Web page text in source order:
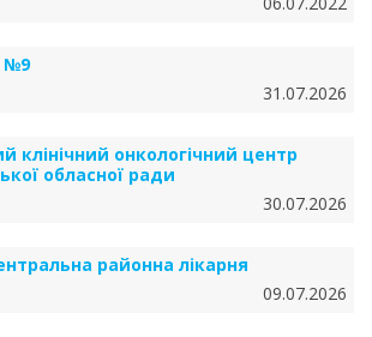
№9
31.07.2026
клінічний онкологічний центр
обласної ради
30.07.2026
районна лікарня
09.07.2026